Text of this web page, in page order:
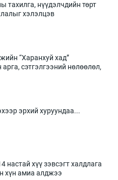
тахилга, нүүдэлчдийн төрт
хэлэлцэв
“Харанхуй хад”
арга, сэтгэлгээний нөлөөлөл,
эрхий хуруундаа...
настай хүү зэвсэгт халдлага
хүн амиа алджээ